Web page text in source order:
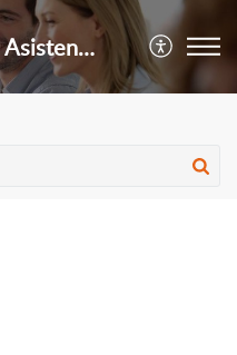
Centro de Asistencia